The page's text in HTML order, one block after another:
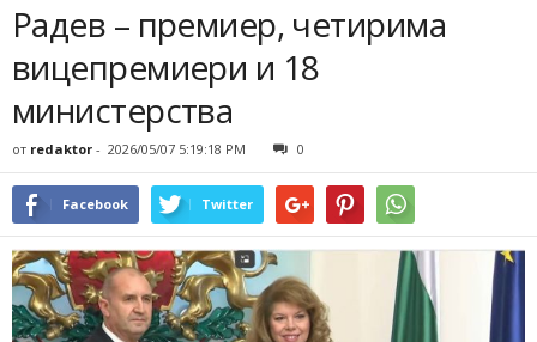
Радев – премиер, четирима
вицепремиери и 18
министерства
от redaktor - 2026/05/07 5:19:18 PM 0
Facebook Twitter